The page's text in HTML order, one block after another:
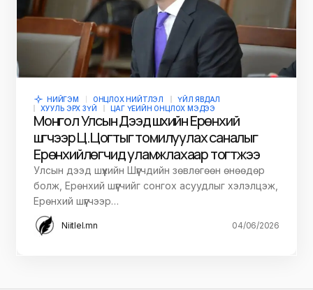
НИЙГЭМ ОНЦЛОХ НИЙТЛЭЛ
ҮЙЛ ЯВДАЛ
ХУУЛЬ ЭРХ ЗҮЙ
ЦАГ ҮЕИЙН ОНЦЛОХ МЭДЭЭ
Монгол Улсын Дээд шүүхийн Ерөнхий
шүүгчээр Ц.Цогтыг томилуулах саналыг
Ерөнхийлөгчид уламжлахаар тогтжээ
Улсын дээд шүүхийн Шүүгчдийн зөвлөгөөн өнөөдөр
болж, Ерөнхий шүүгчийг сонгох асуудлыг хэлэлцэж,
Ерөнхий шүүгчээр…
Niitlel.mn 04/06/2026